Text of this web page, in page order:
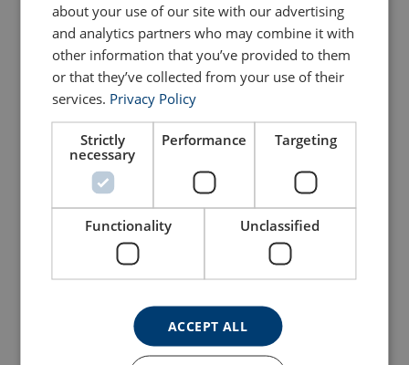
Hydrostatutløsere
about your use of our site with our advertising
and analytics partners who may combine it with
other information that you’ve provided to them
or that they’ve collected from your use of their
services. Privacy Policy
Strictly
necessary
Performance Targeting
Functionality Unclassified
ACCEPT ALL